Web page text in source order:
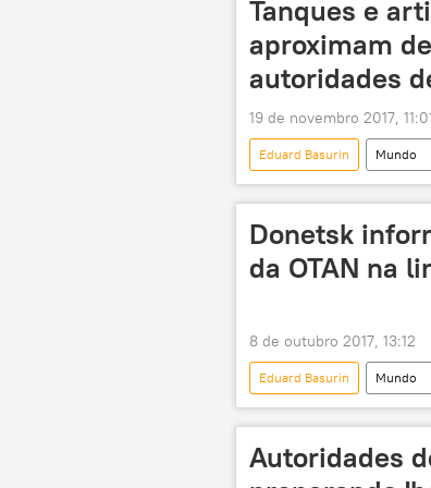
Tanques e
aproximam
autoridades
19 de novembro 2017,
Eduard Basurin Mundo
Ucrânia
material
Donetsk
da OTAN na
8 de outubro 2017, 13:12
Eduard Basurin Mundo
RPD
atiradores
Autoridades